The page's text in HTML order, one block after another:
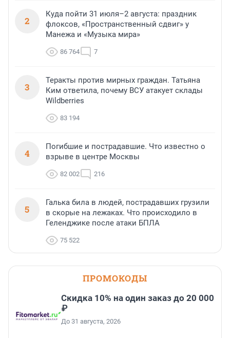
2
Куда пойти 31 июля–2 августа: праздник
флоксов, «Пространственный сдвиг» у
Манежа и «Музыка мира»
86 764 7
3
Теракты против мирных граждан. Татьяна
Ким ответила, почему ВСУ атакует склады
Wildberries
83 194
4
Погибшие и пострадавшие. Что известно о
взрыве в центре Москвы
82 002 216
5
Галька била в людей, пострадавших грузили
в скорые на лежаках. Что происходило в
Геленджике после атаки БПЛА
75 522
ПРОМОКОДЫ
Скидка 10% на один заказ до 20 000
₽
До 31 августа, 2026